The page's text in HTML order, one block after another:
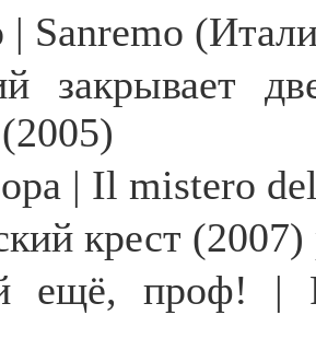
Sanremo
закрывает
| Il mistero
крест
ещё, проф! |